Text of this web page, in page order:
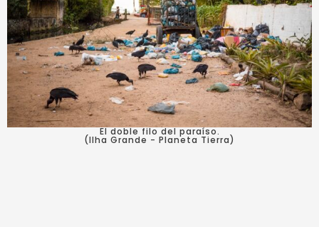
El doble filo del paraíso.
(Ilha Grande - Planeta Tierra)